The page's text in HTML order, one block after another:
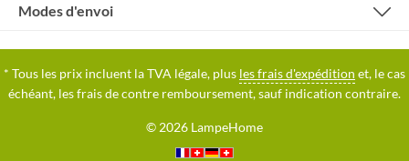
Modes d'envoi
* Tous les prix incluent la TVA légale, plus les frais d'expédition et, le cas
échéant, les frais de contre remboursement, sauf indication contraire.
© 2026 LampeHome